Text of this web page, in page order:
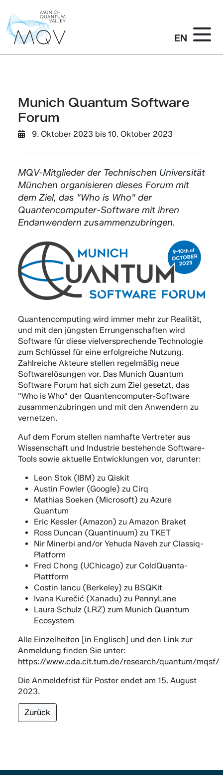
EN
Munich Quantum Software
Forum
9. Oktober 2023 bis 10. Oktober 2023
MQV-Mitglieder der Technischen Universität
München organisieren dieses Forum mit
dem Ziel, das "Who is Who" der
Quantencomputer-Software mit ihren
Endanwendern zusammenzubringen.
Quantencomputing wird immer mehr zur Realität,
und mit den jüngsten Errungenschaften wird
Software für diese vielversprechende Technologie
zum Schlüssel für eine erfolgreiche Nutzung.
Zahlreiche Akteure stellen regelmäßig neue
Softwarelösungen vor. Das Munich Quantum
Software Forum hat sich zum Ziel gesetzt, das
"Who is Who" der Quantencomputer-Software
zusammenzubringen und mit den Anwendern zu
vernetzen.
Auf dem Forum stellen namhafte Vertreter aus
Wissenschaft und Industrie bestehende Software-
Tools sowie aktuelle Entwicklungen vor, darunter:
Leon Stok (IBM) zu Qiskit
Austin Fowler (Google) zu Cirq
Mathias Soeken (Microsoft) zu Azure
Quantum
Eric Kessler (Amazon) zu Amazon Braket
Ross Duncan (Quantinuum) zu TKET
Nir Minerbi and/or Yehuda Naveh zur Classiq-
Platform
Fred Chong (UChicago) zur ColdQuanta-
Plattform
Costin Iancu (Berkeley) zu BSQKit
Ivana Kurečić (Xanadu) zu PennyLane
Laura Schulz (LRZ) zum Munich Quantum
Ecosystem
Alle Einzelheiten [in Englisch] und den Link zur
Anmeldung finden Sie unter:
https://www.cda.cit.tum.de/research/quantum/mqsf/
Die Anmeldefrist für Poster endet am 15. August
2023.
Zurück